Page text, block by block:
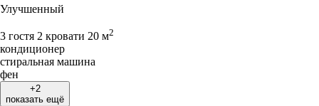
Улучшенный
3 гостя 2 кровати 20 м2
кондиционер
стиральная машина
фен
+2
показать ещё